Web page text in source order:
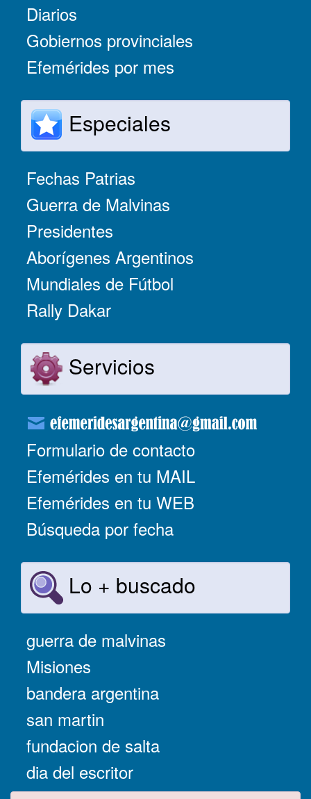
Diarios
Gobiernos provinciales
Efemérides por mes
Especiales
Fechas Patrias
Guerra de Malvinas
Presidentes
Aborígenes Argentinos
Mundiales de Fútbol
Rally Dakar
Servicios
Formulario de contacto
Efemérides en tu MAIL
Efemérides en tu WEB
Búsqueda por fecha
Lo + buscado
guerra de malvinas
Misiones
bandera argentina
san martin
fundacion de salta
dia del escritor